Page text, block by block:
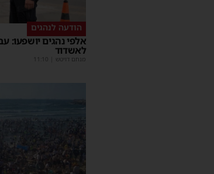
הודעה לנהגים
אלפי נהגים יושפעו:
לאשדוד
מנחם דויטש 11:10